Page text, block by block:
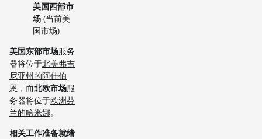
美国西部市
场 (当前美
国市场)
美国东部市场服务
器将位于北美弗吉
尼亚州的阿什伯
恩 ，而北欧市场服
务器将位于欧洲芬
兰的哈米娜。
相关工作准备就绪